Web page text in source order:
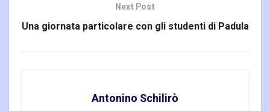
Next Post
Una giornata particolare con gli studenti di Padula
Antonino Schilirò